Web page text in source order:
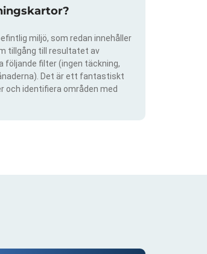
miljö, som redan innehåller
tillgång till resultatet av
följande filter (ingen täckning,
Det är ett fantastiskt
och identifiera områden med